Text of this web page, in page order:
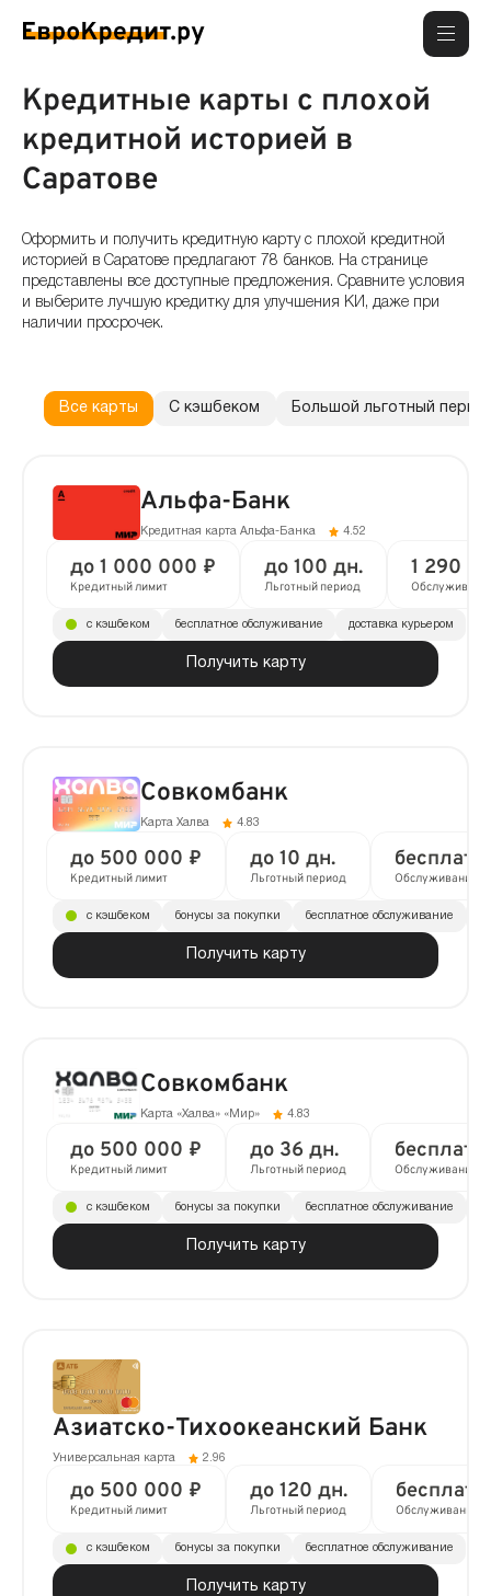
Кредитные карты с плохой
кредитной историей в
Саратове
Оформить и получить кредитную карту с плохой кредитной
историей в Саратове предлагают 78 банков. На странице
представлены все доступные предложения. Сравните условия
и выберите лучшую кредитку для улучшения КИ, даже при
наличии просрочек.
Все карты С кэшбеком Большой льготный
Альфа-Банк
Кредитная карта Альфа-Банка 4.52
до 1 000 000 ₽
Кредитный лимит
до 100 дн.
Льготный период
1 290 ₽
Получить карту
с кэшбеком бесплатное обслуживание доставка курьером
Совкомбанк
Карта Халва 4.83
до 500 000 ₽
Кредитный лимит
до 10 дн.
Льготный период Обслуживание
Получить карту
с кэшбеком бонусы за покупки бесплатное обслуживание
Совкомбанк
Карта «Халва» «Мир» 4.83
до 500 000 ₽
Кредитный лимит
до 36 дн.
Льготный период Обслуживание
Получить карту
с кэшбеком бонусы за покупки бесплатное обслуживание
Азиатско-Тихоокеанский Банк
Универсальная карта 2.96
до 500 000 ₽
Кредитный лимит
до 120 дн.
Льготный период Обслуживание
Получить карту
с кэшбеком бонусы за покупки бесплатное обслуживание